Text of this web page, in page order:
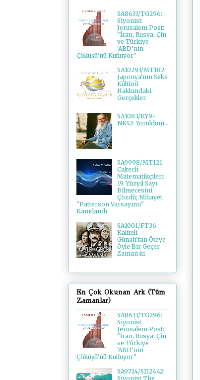
SA8633/TG296:
Siyonist
Jerusalem Post:
"İran, Rusya, Çin
ve Türkiye
'ABD’nin
Çöküşü'nü Kutluyor"
SA10293/MT182:
Japonya'nın Seks
Kültürü
Hakkındaki
Gerçekler
SA1083/KY9-
NK42: Yoruldum...
SA9998/MT121:
Caltech
Matematikçileri
19. Yüzyıl Sayı
Bilmecesini
Çözdü; Nihayet
"Patterson Varsayımı"
Kanıtlandı
SA1001/FT36:
Kaliteli
Günah’tan Öteye
Öyle Bir Geçer
Zaman ki
En Çok Okunan Ark (Tüm
Zamanlar)
SA8633/TG296:
Siyonist
Jerusalem Post:
"İran, Rusya, Çin
ve Türkiye
'ABD’nin
Çöküşü'nü Kutluyor"
SA9714/SD2442:
Siyonist The